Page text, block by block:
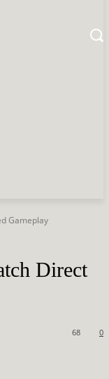
Gameplay
Direct
0
68